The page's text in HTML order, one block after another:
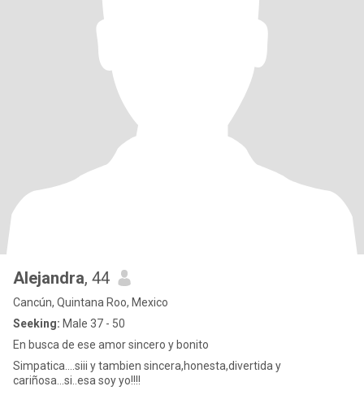
Alejandra, 44
Cancún, Quintana Roo, Mexico
Seeking: Male 37 - 50
En busca de ese amor sincero y bonito
Simpatica....siii y tambien sincera,honesta,divertida y
cariñosa...si..esa soy yo!!!!